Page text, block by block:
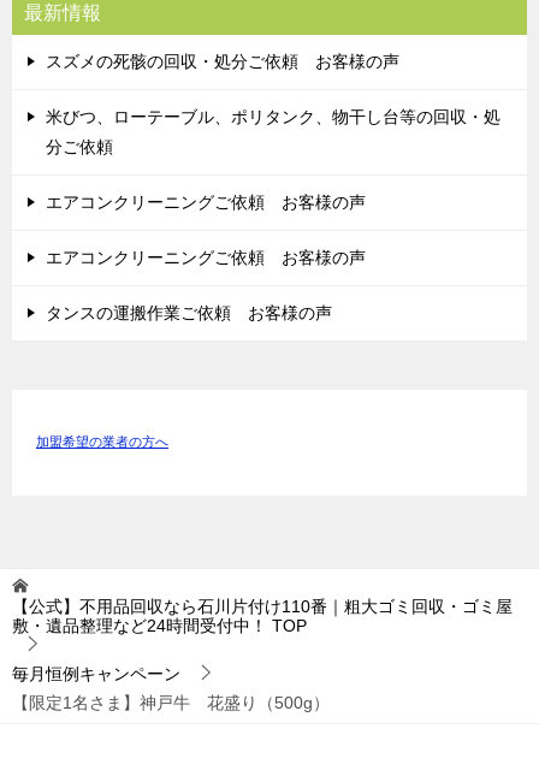
最新情報
スズメの死骸の回収・処分ご依頼 お客様の声
米びつ、ローテーブル、ポリタンク、物干し台等の回収・処
分ご依頼
エアコンクリーニングご依頼 お客様の声
エアコンクリーニングご依頼 お客様の声
タンスの運搬作業ご依頼 お客様の声
加盟希望の業者の方へ
【公式】不用品回収なら石川片付け110番｜粗大ゴミ回収・ゴミ屋
敷・遺品整理など24時間受付中！
TOP
毎月恒例キャンペーン
【限定1名さま】神戸牛 花盛り（500g）